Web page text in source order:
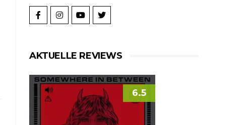
AKTUELLE REVIEWS
6.5